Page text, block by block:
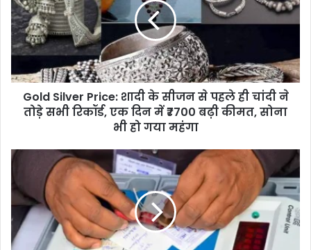
शादी
के
सीजन
से
ही
चांदी
रिकॉर्ड,
₹7700
बढ़ी
कीमत,
Gold Silver Price: शादी के सीजन से पहले ही चांदी ने
तोड़े सभी रिकॉर्ड, एक दिन में ₹7700 बढ़ी कीमत, सोना
भी हो गया महंगा
Bihar
Result:
बिहार
कब
शुरू